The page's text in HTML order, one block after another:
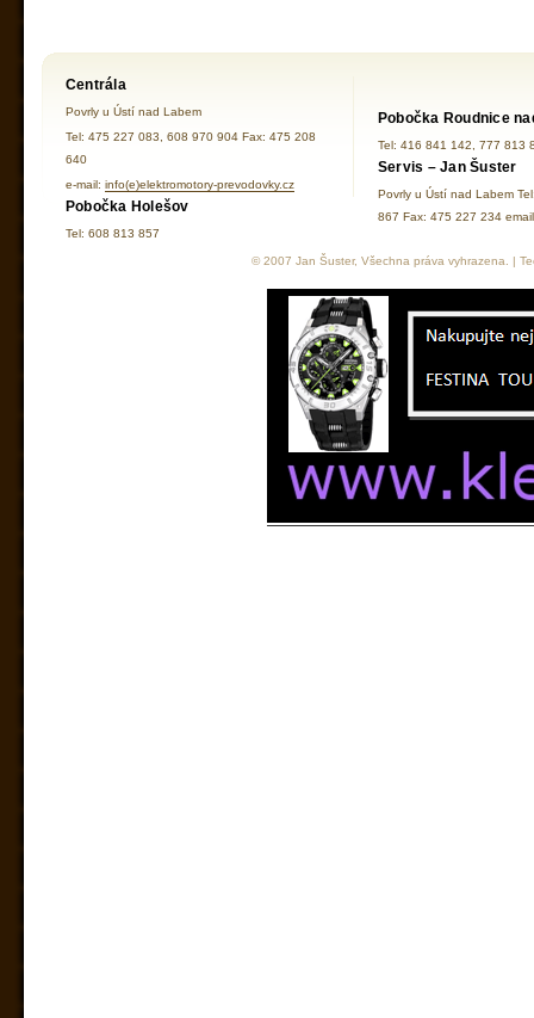
Centrála
Povrly u Ústí nad Labem
Tel: 475 227 083, 608 970 904 Fax: 475 208
640
e-mail: info(e)elektromotory-prevodovky.cz
Pobočka Holešov
Tel: 608 813 857
Pobočka Roudnice
Tel: 416 841 142, 777 813
Servis – Jan Šuster
Povrly u Ústí nad Labem
867 Fax: 475 227 234
© 2007 Jan Šuster, Všechna práva vyhrazena. |